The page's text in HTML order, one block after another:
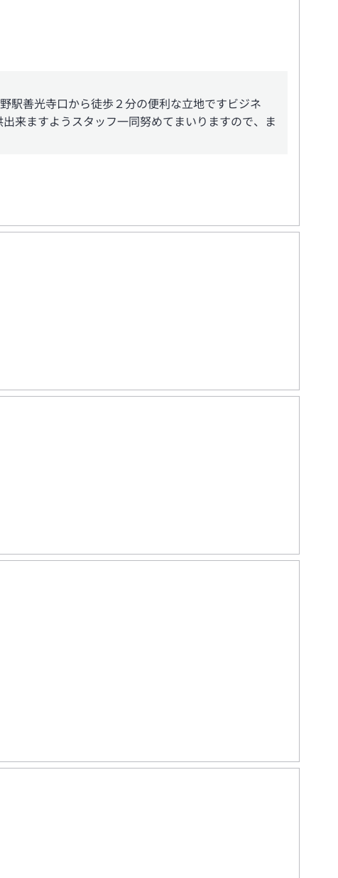
善光寺口から徒歩２分の便利な立地ですビジネ
来ますようスタッフ一同努めてまいりますので、ま